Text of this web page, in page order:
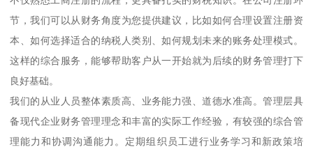
节，我们可以从财务角度为您提供建议，比如如何合理设置注册资
本、如何选择适合的纳税人类别、如何规划未来的账务处理模式。
这样的综合服务，能够帮助客户从一开始就为后续的财务管理打下
良好基础。
我们的从业人员整体素质高、业务能力强、道德水准高。管理层具
备现代企业财务管理理念和丰富的实际工作经验，有较强的综合管
理能力和协调沟通能力。定期组织员工进行业务学习和新政策培